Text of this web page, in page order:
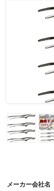
メーカー会社名